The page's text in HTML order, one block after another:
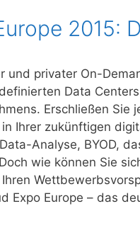
2015:
und privater On-
Data
Erschließen
Ihrer zukünftigen
Analyse, BYOD,
wie können Sie
Expo Europe – das